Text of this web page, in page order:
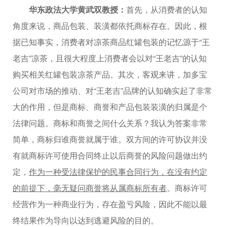
华东政法大学黄武双教授： 首先，从消费者的认知
角度来说，商品包装、装潢都依托商标存在。因此，根
据已知事实，消费者对凉茶商品红罐包装的记忆源于“王
老吉”凉茶，且很大程度上消费者会以对“王老吉”的认知
购买相关红罐包装凉茶产品。其次，客观来讲，加多宝
公司对市场的推动、对“王老吉”品牌的认知确实起了非常
大的作用，但是商标、商誉和产品包装装潢的归属是个
法律问题。商标和商誉之间什么关系？我认为答案非常
简单，商标归谁商誉就属于谁。双方间的许可协议并没
有就商标许可使用合同终止以后商誉的风险问题做出约
定， 作为一种受法律保护的民事合同行为，在没有约定
的前提下，毫无疑问商誉将从属商标所有者。商标许可
经营作为一种商业行为，存在盈亏风险，因此不能以最
终结果作为导向以达到逃避风险的目的。